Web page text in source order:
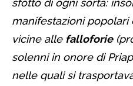
sfottò di ogni sorta:
manifestazioni popolari
vicine alle falloforie
solenni in onore di
nelle quali si